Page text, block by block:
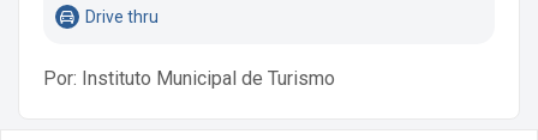
Drive thru
Por: Instituto Municipal de Turismo